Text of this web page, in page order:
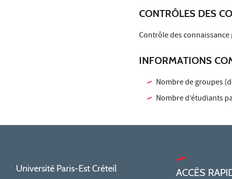
CONTRÔLES DES
Contrôle des
INFORMATIONS
Nombre de groupes
Nombre d’étudiants
Université Paris-Est Créteil ACCÈS